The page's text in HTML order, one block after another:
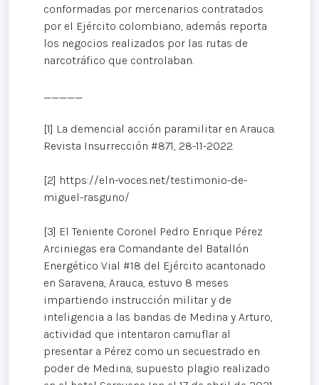
conformadas por mercenarios contratados
por el Ejército colombiano, además reporta
los negocios realizados por las rutas de
narcotráfico que controlaban.
_____
[1] La demencial acción paramilitar en Arauca.
Revista Insurrección #871, 28-11-2022.
[2] https://eln-voces.net/testimonio-de-
miguel-rasguno/
[3] El Teniente Coronel Pedro Enrique Pérez
Arciniegas era Comandante del Batallón
Energético Vial #18 del Ejército acantonado
en Saravena, Arauca, estuvo 8 meses
impartiendo instrucción militar y de
inteligencia a las bandas de Medina y Arturo,
actividad que intentaron camuflar al
presentar a Pérez como un secuestrado en
poder de Medina, supuesto plagio realizado